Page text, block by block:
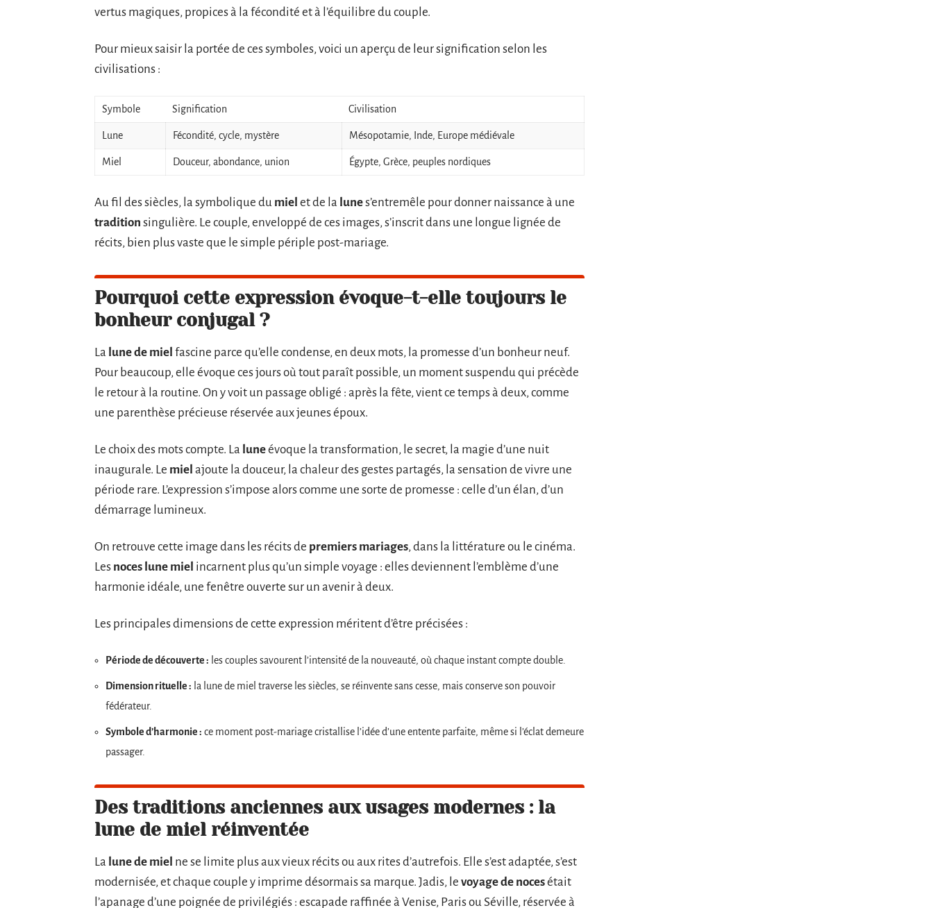
vertus magiques, propices à la fécondité et à l’équilibre du couple.
Pour mieux saisir la portée de ces symboles, voici un aperçu de leur signification selon les
civilisations :
Symbole Signification Civilisation
Lune Fécondité, cycle, mystère Mésopotamie, Inde, Europe médiévale
Miel Douceur, abondance, union Égypte, Grèce, peuples nordiques
Au fil des siècles, la symbolique du miel et de la lunes’entremêle pour donner naissance à une
tradition singulière. Le couple, enveloppé de ces images, s’inscrit dans une longue lignée de
récits, bien plus vaste que le simple périple post-mariage.
Pourquoi cette expression évoque-t-elle toujours le
bonheur conjugal ?
La lune de miel fascine parce qu’elle condense, en deux mots, la promesse d’un bonheur neuf.
Pour beaucoup, elle évoque ces jours où tout paraît possible, un moment suspendu qui précède
le retour à la routine. On y voit un passage obligé : après la fête, vient ce temps à deux, comme
une parenthèse précieuse réservée aux jeunes époux.
Le choix des mots compte. La luneévoque la transformation, le secret, la magie d’une nuit
inaugurale. Le miel ajoute la douceur, la chaleur des gestes partagés, la sensation de vivre une
période rare. L’expression s’impose alors comme une sorte de promesse : celle d’un élan, d’un
démarrage lumineux.
On retrouve cette image dans les récits de premiers mariages, dans la littérature ou le cinéma.
Les noces lune miel incarnent plus qu’un simple voyage : elles deviennent l’emblème d’une
harmonie idéale, une fenêtre ouverte sur un avenir à deux.
Les principales dimensions de cette expression méritent d’être précisées :
Période de découverte : les couples savourent l’intensité de la nouveauté, où chaque instant compte double.
Dimension rituelle : la lune de miel traverse les siècles, se réinvente sans cesse, mais conserve son pouvoir
fédérateur.
Symbole d’harmonie : ce moment post-mariage cristallise l’idée d’une entente parfaite, même si l’éclat demeure
passager.
Des traditions anciennes aux usages modernes : la
lune de miel réinventée
La lune de miel ne se limite plus aux vieux récits ou aux rites d’autrefois. Elle s’est adaptée, s’est
modernisée, et chaque couple y imprime désormais sa marque. Jadis, le voyage de nocesétait
l’apanage d’une poignée de privilégiés : escapade raffinée à Venise, Paris ou Séville, réservée à